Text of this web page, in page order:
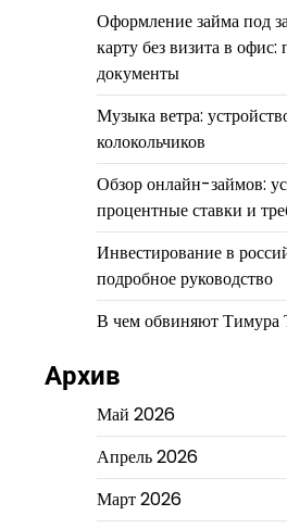
Оформление займа под
карту без визита в офис:
документы
Музыка ветра:
колокольчиков
Обзор онлайн-займов:
процентные ставки и
Инвестирование в
подробное руководство
В чем обвиняют Тимура
Архив
Май 2026
Апрель 2026
Март 2026